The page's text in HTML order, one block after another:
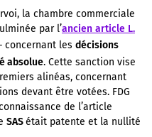
la chambre commerciale
par l’ancien article L.
concernant les décisions
absolue. Cette sanction vise
alinéas, concernant
devant être votées. FDG
de l’article
SASétait patente et la nullité